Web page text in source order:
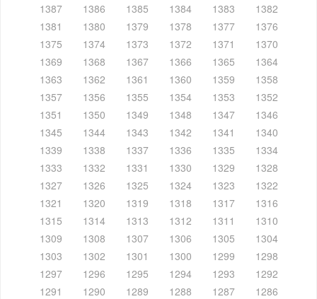
1387
1386 1385 1384 1383
1382
1381
1380 1379 1378 1377
1376
1375
1374 1373 1372 1371
1370
1369
1368 1367 1366 1365
1364
1363
1362 1361 1360 1359
1358
1357
1356 1355 1354 1353
1352
1351
1350 1349 1348 1347
1346
1345
1344 1343 1342 1341
1340
1339
1338 1337 1336 1335
1334
1333
1332 1331 1330 1329
1328
1327
1326 1325 1324 1323
1322
1321
1320 1319 1318 1317
1316
1315
1314 1313 1312 1311
1310
1309
1308 1307 1306 1305
1304
1303
1302 1301 1300 1299
1298
1297
1296 1295 1294 1293
1292
1291
1290 1289 1288 1287
1286